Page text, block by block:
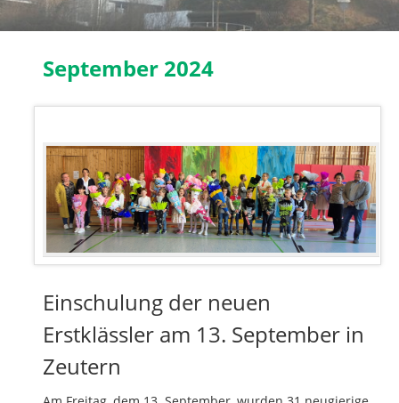
September 2024
Einschulung der neuen
Erstklässler am 13. September in
Zeutern